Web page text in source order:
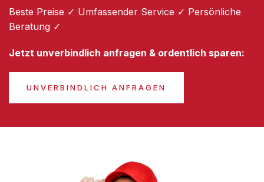
Beste Preise ✓ Umfassender Service ✓ Persönliche
Beratung ✓
Jetzt unverbindlich anfragen & ordentlich sparen:
UNVERBINDLICH ANFRAGEN